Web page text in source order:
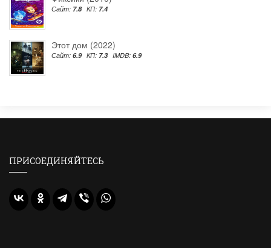
Сайт: 7.8 КП: 7.4
Этот дом (2022)
Сайт: 6.9 КП: 7.3 IMDB: 6.9
ПРИСОЕДИНЯЙТЕСЬ